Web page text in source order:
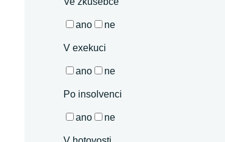
ano ne
V exekuci
ano ne
Po insolvenci
ano ne